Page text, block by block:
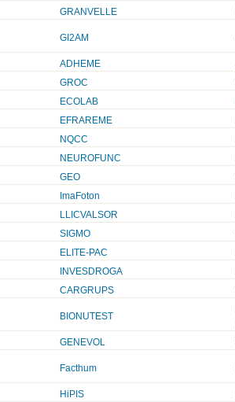
GRANVELLE
GI2AM
ADHEME
GROC
ECOLAB
EFRAREME
NQCC
NEUROFUNC
GEO
ImaFoton
LLICVALSOR
SIGMO
ELITE-PAC
INVESDROGA
CARGRUPS
BIONUTEST
GENEVOL
Facthum
HiPIS